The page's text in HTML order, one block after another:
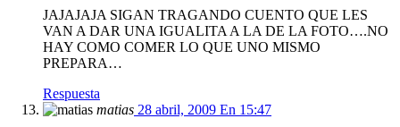
JAJAJAJA SIGAN TRAGANDO CUENTO QUE LES
VAN A DAR UNA IGUALITA A LA DE LA FOTO….NO
HAY COMO COMER LO QUE UNO MISMO
PREPARA…
Respuesta
matias 28 abril, 2009 En 15:47